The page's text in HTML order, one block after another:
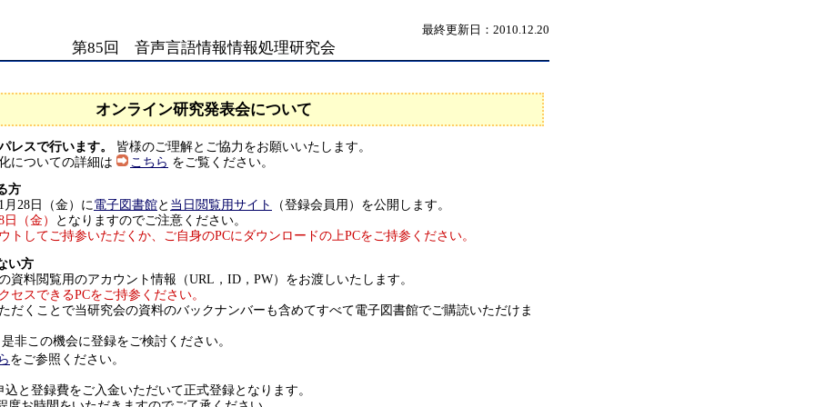
最終更新日：2010.12.20
第85回 音声言語情報情報処理研究会
オンライン研究発表会について
レスで行います。 皆様のご理解とご協力をお願いいたします。
についての詳細は
こちら をご覧ください。
方
28日（金）に電子図書館と 当日閲覧用サイト
（登録会員用）を公開します。
日（金）
となりますのでご注意ください。
トしてご持参いただくか、ご自身のPCにダウンロードの上PCをご持参ください。
い方
資料閲覧用のアカウント情報（URL，ID，PW）をお渡しいたします。
セスできるPCをご持参ください。
だくことで当研究会の資料のバックナンバーも含めてすべて電子図書館でご購読いただけま
非この機会に登録をご検討ください。
をご参照ください。
と登録費をご入金いただいて正式登録となります。